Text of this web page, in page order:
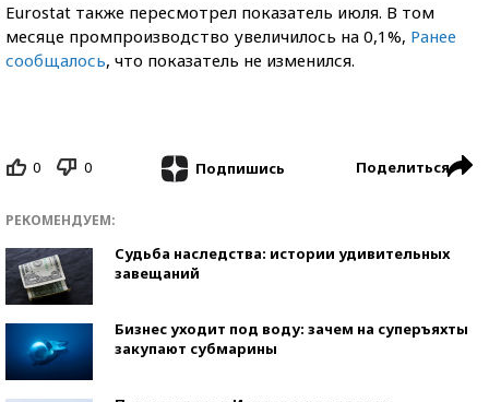
Eurostat также пересмотрел показатель июля. В том
месяце промпроизводство увеличилось на 0,1%, Ранее
сообщалось, что показатель не изменился.
0 0 Подпишись Поделиться
РЕКОМЕНДУЕМ:
Судьба наследства: истории удивительных
завещаний
Бизнес уходит под воду: зачем на суперъяхты
закупают субмарины